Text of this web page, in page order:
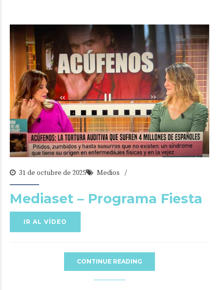
31 de octubre de 2025 Medios
Mediaset – Programa Fiesta
IR AL VÍDEO
CONTINUE READING